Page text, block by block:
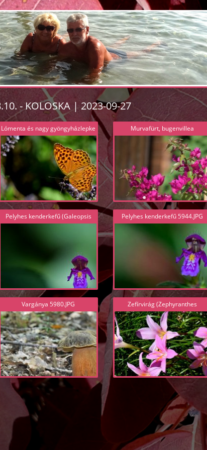
- KOLOSKA | 2023-09-27
Lómenta és nagy gyöngyházlepke
(Mentha longifolia és Argynnis
paphia) 5933.JPG
Murvafürt, bugenvillea
(Bougainvillea glabra) 5921.JPG
Pelyhes kenderkefű (Galeopsis
Pelyhes kenderkefű 5944.JPG
Vargánya 5980.JPG
Zefírvirág (Zephyranthes
carinata) 5916.JPG